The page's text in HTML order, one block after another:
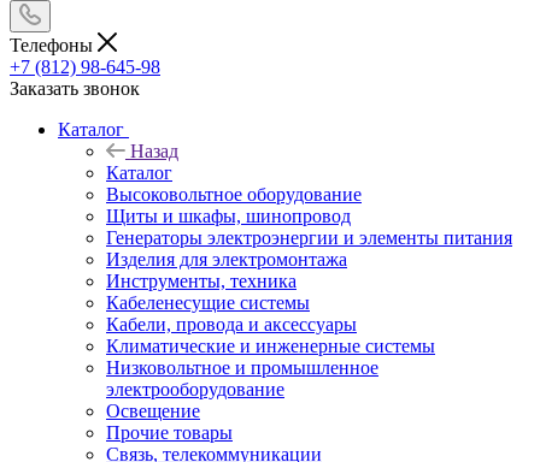
Телефоны
+7 (812) 98-645-98
Заказать звонок
Каталог
Назад
Каталог
Высоковольтное оборудование
Щиты и шкафы, шинопровод
Генераторы электроэнергии и элементы питания
Изделия для электромонтажа
Инструменты, техника
Кабеленесущие системы
Кабели, провода и аксессуары
Климатические и инженерные системы
Низковольтное и промышленное
электрооборудование
Освещение
Прочие товары
Связь, телекоммуникации